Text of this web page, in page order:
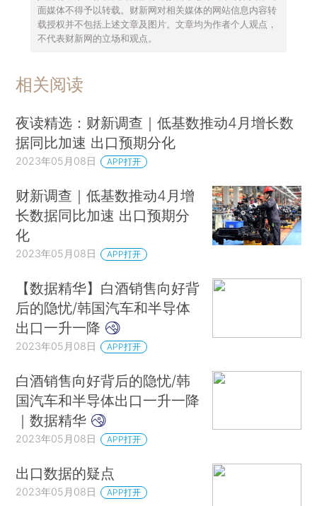
面媒体不得予以转载。财新网对相关媒体的网站信息内容转
载授权并不包括上述文章及图片。文章均为作者个人观点，
不代表财新网的立场和观点。
相关阅读
夜读精选：财新调查｜低基数推动4月增长数
据同比加速 出口预期分化
2023年05月08日 APP打开
财新调查｜低基数推动4月增
长数据同比加速 出口预期分
化
2023年05月08日 APP打开
【数据精华】白酒销售向好背
后的隐忧/韩国汽车和半导体
出口一升一降
2023年05月08日 APP打开
白酒销售向好背后的隐忧/韩
国汽车和半导体出口一升一降
｜数据精华
2023年05月08日 APP打开
出口数据的疑点
2023年05月08日 APP打开